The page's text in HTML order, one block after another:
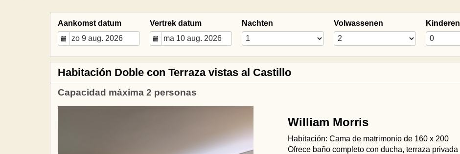
Aankomst datum Vertrek datum Nachten Volwassenen Kinderen
Habitación Doble con Terraza vistas al Castillo
Capacidad máxima 2 personas
William Morris
Habitación: Cama de matrimonio de 160 x 200
Ofrece baño completo con ducha, terraza privada